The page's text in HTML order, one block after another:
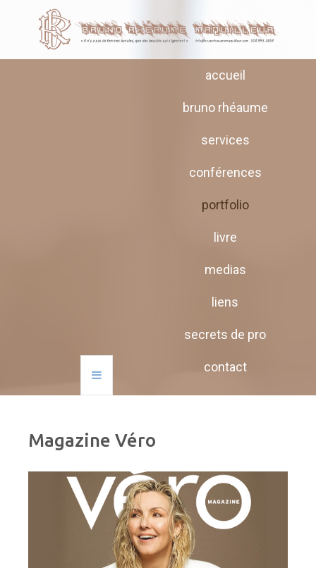
accueil
bruno rhéaume
services
conférences
portfolio
livre
medias
liens
secrets de pro
contact
Magazine Véro